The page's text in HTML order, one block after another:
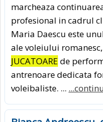
marcheaza
profesional in cadrul
Maria Daescu este
ale voleiului
JUCATOARE de
antrenoare dedicata
voleibaliste. ...